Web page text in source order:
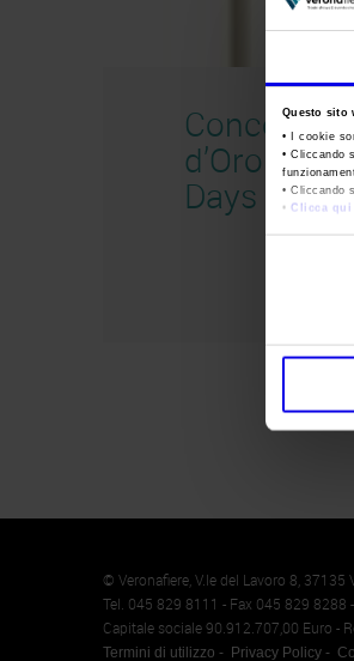
Questo sito
• I cookie
• Cliccando
• Cliccando
•Clicca qui
Concorso
d’Oro –
Days 2019
Memento
© Veronafiere, V.le del Lavoro 8, 37135
Tel. 045 829 8111 - Fax 045 829 8288
Capitale sociale 90.912.707,00 Euro -
Termini di utilizzo Privacy Policy